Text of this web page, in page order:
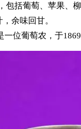
包括葡萄、苹果
余味回甘。
一位葡萄农，于